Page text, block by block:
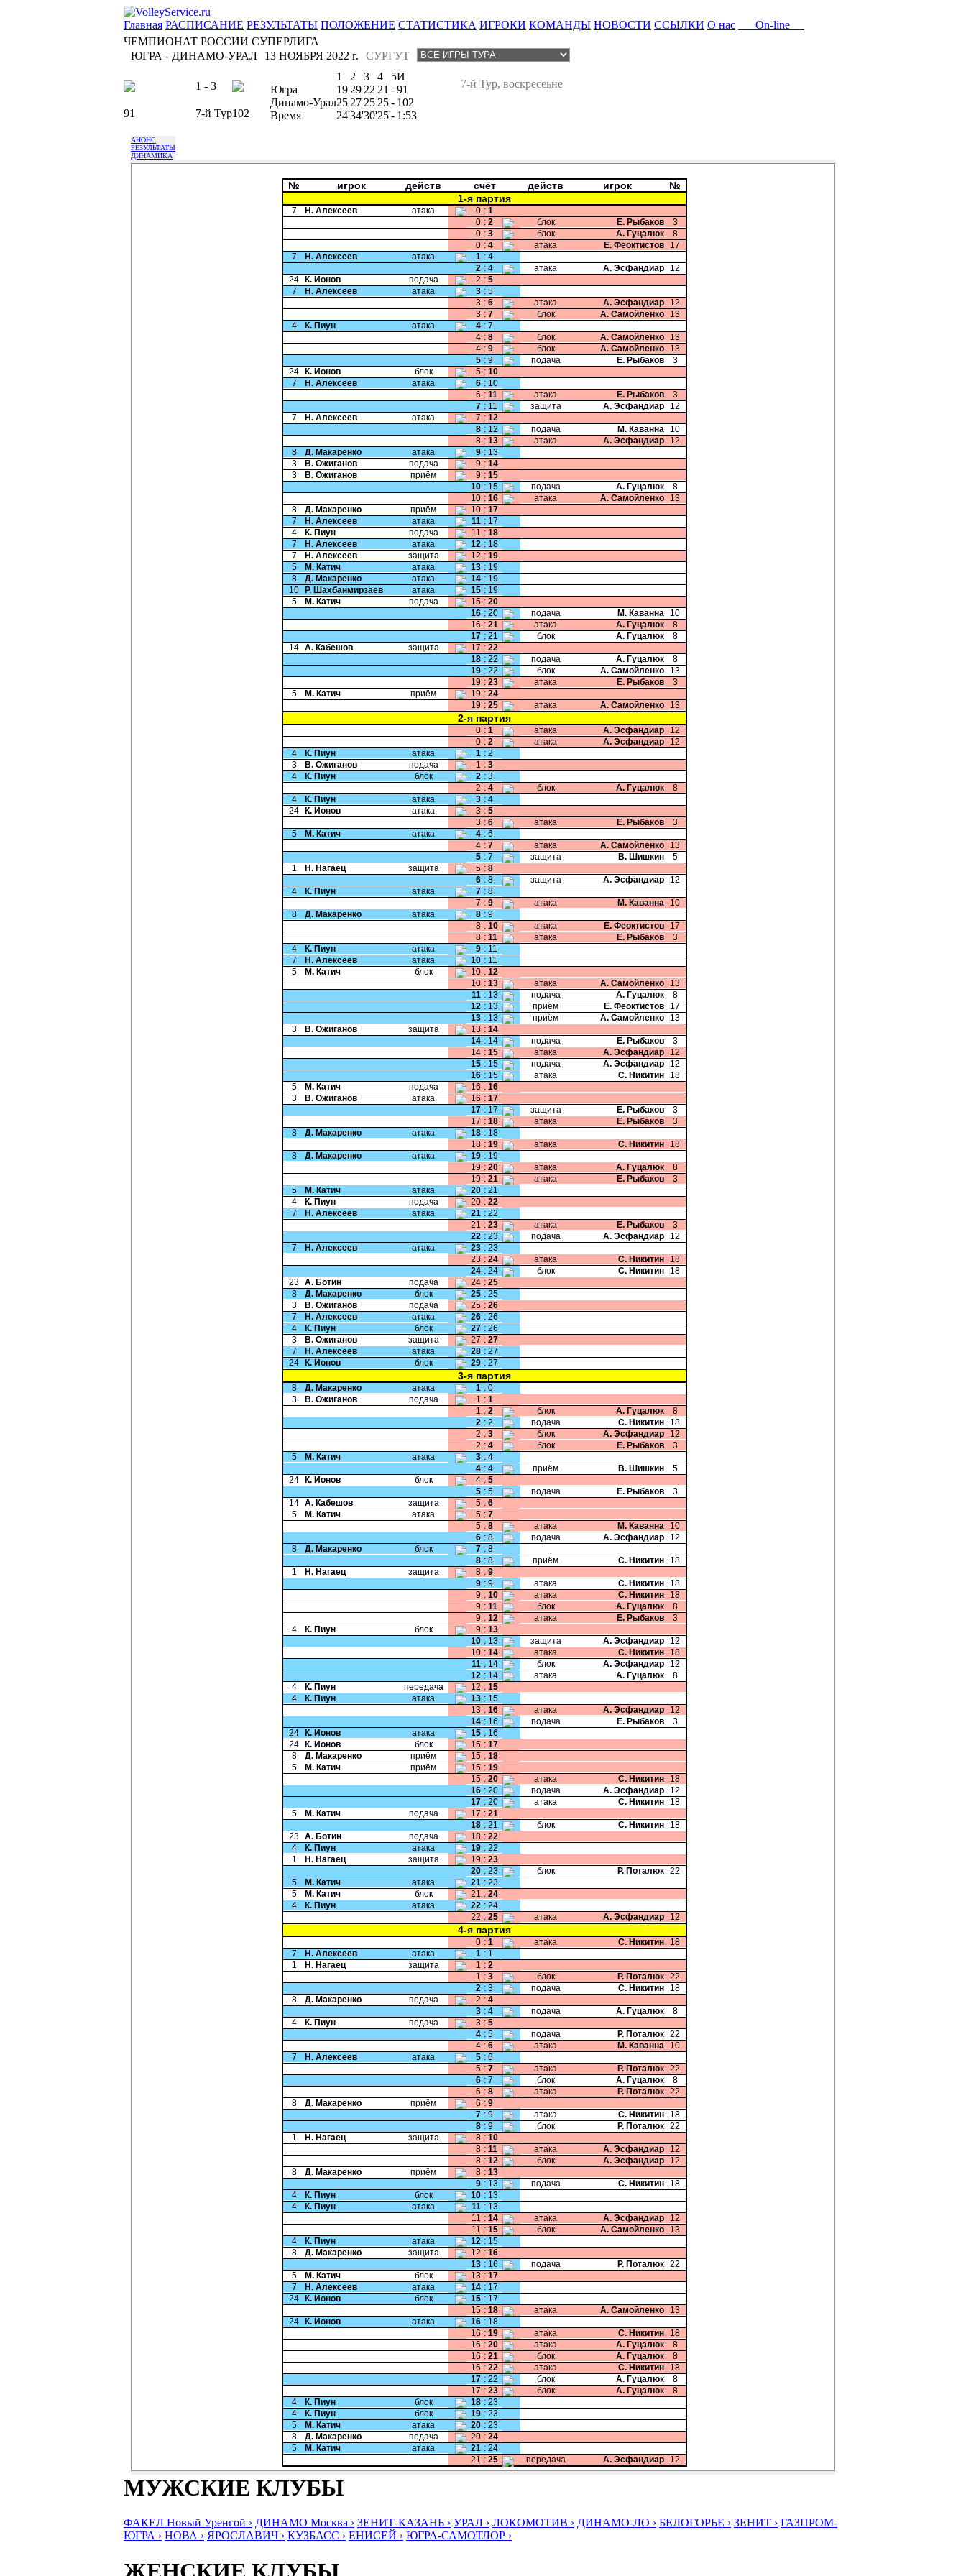
Главная РАСПИСАНИЕ РЕЗУЛЬТАТЫ ПОЛОЖЕНИЕ СТАТИСТИКА ИГРОКИ КОМАНДЫ НОВОСТИ ССЫЛКИ О нас
On-line
ЧЕМПИОНАТ РОССИИ СУПЕРЛИГА
ЮГРА - ДИНАМО-УРАЛ
СУРГУТ
13 НОЯБРЯ 2022 г.
1 - 3
91 7-й Тур102
7-й Тур, воскресеьне
1 2 3 4 5И
Югра
19 29 22 21 -91
Динамо-Урал25 27 25 25- 102
Время
24'34'30'25'- 1:53
АНОНС
РЕЗУЛЬТАТЫ
ДИНАМИКА
№ игрок действ счёт действ игрок
№
1-я партия
7 Н. Алексеев атака 0 : 1
0 : 2 блок Е. Рыбаков
3
0 : 3 блок А. Гуцалюк
8
0 : 4 атака Е. Феоктистов
17
7
Н. Алексеев атака 1 : 4
2 : 4 атака А. Эсфандиар
12
24
К. Ионов подача 2 : 5
7
Н. Алексеев атака 3 : 5
3 : 6 атака А. Эсфандиар
12
3 : 7 блок А. Самойленко
13
4
К. Пиун атака 4 : 7
4 : 8 блок А. Самойленко
13
4 : 9 блок А. Самойленко
13
5 : 9 подача Е. Рыбаков
3
24
К. Ионов блок 5 : 10
7
Н. Алексеев атака 6 : 10
6 : 11 атака Е. Рыбаков
3
7 : 11 защита А. Эсфандиар
12
7
Н. Алексеев атака 7 : 12
8 : 12 подача М. Каванна
10
8 : 13 атака А. Эсфандиар
12
8
Д. Макаренко атака 9 : 13
3
В. Ожиганов подача 9 : 14
3
В. Ожиганов приём 9 : 15
10 : 15 подача А. Гуцалюк
8
10 : 16 атака А. Самойленко
13
8
Д. Макаренко приём 10 : 17
7
Н. Алексеев атака 11 : 17
4
К. Пиун подача 11 : 18
7
Н. Алексеев атака 12 : 18
7
Н. Алексеев защита 12 : 19
5
М. Катич атака 13 : 19
8
Д. Макаренко атака 14 : 19
10
Р. Шахбанмирзаев атака 15 : 19
5
М. Катич подача 15 : 20
16 : 20 подача М. Каванна
10
16 : 21 атака А. Гуцалюк
8
17 : 21 блок А. Гуцалюк
8
14 А. Кабешов защита 17 : 22
18 : 22 подача А. Гуцалюк
8
19 : 22 блок А. Самойленко
13
19 : 23 атака Е. Рыбаков
3
5
М. Катич приём 19 : 24
19 : 25 атака А. Самойленко 13
2-я партия
0 : 1 атака А. Эсфандиар
12
0 : 2 атака А. Эсфандиар
12
4
К. Пиун атака 1 : 2
3
В. Ожиганов подача 1 : 3
4
К. Пиун блок 2 : 3
2 : 4 блок А. Гуцалюк
8
4
К. Пиун атака 3 : 4
24
К. Ионов атака 3 : 5
3 : 6 атака Е. Рыбаков
3
5
М. Катич атака 4 : 6
4 : 7 атака А. Самойленко
13
5 : 7 защита В. Шишкин
5
1
Н. Нагаец защита 5 : 8
6 : 8 защита А. Эсфандиар
12
4
К. Пиун атака 7 : 8
7 : 9 атака М. Каванна
10
8
Д. Макаренко атака 8 : 9
8 : 10 атака Е. Феоктистов
17
8 : 11 атака Е. Рыбаков
3
4
К. Пиун атака 9 : 11
7
Н. Алексеев атака 10 : 11
5
М. Катич блок 10 : 12
10 : 13 атака А. Самойленко
13
11 : 13 подача А. Гуцалюк
8
12 : 13 приём Е. Феоктистов
17
13 : 13 приём А. Самойленко
13
3
В. Ожиганов защита 13 : 14
14 : 14 подача Е. Рыбаков
3
14 : 15 атака А. Эсфандиар
12
15 : 15 подача А. Эсфандиар
12
16 : 15 атака С. Никитин
18
5
М. Катич подача 16 : 16
3
В. Ожиганов атака 16 : 17
17 : 17 защита Е. Рыбаков
3
17 : 18 атака Е. Рыбаков
3
8
Д. Макаренко атака 18 : 18
18 : 19 атака С. Никитин
18
8
Д. Макаренко атака 19 : 19
19 : 20 атака А. Гуцалюк
8
19 : 21 атака Е. Рыбаков
3
5
М. Катич атака 20 : 21
4
К. Пиун подача 20 : 22
7
Н. Алексеев атака 21 : 22
21 : 23 атака Е. Рыбаков
3
22 : 23 подача А. Эсфандиар
12
7
Н. Алексеев атака 23 : 23
23 : 24 атака С. Никитин
18
24 : 24 блок С. Никитин
18
23 А. Ботин подача 24 : 25
8
Д. Макаренко блок 25 : 25
3
В. Ожиганов подача 25 : 26
7
Н. Алексеев атака 26 : 26
4
К. Пиун блок 27 : 26
3
В. Ожиганов защита 27 : 27
7
Н. Алексеев атака 28 : 27
24
К. Ионов блок 29 : 27
3-я партия
8 Д. Макаренко атака 1 : 0
3
В. Ожиганов подача 1 : 1
1 : 2 блок А. Гуцалюк
8
2 : 2 подача С. Никитин
18
2 : 3 блок А. Эсфандиар
12
2 : 4 блок Е. Рыбаков
3
5
М. Катич атака 3 : 4
4 : 4 приём В. Шишкин
5
24
К. Ионов блок 4 : 5
5 : 5 подача Е. Рыбаков
3
14 А. Кабешов защита 5 : 6
5
М. Катич атака 5 : 7
5 : 8 атака М. Каванна
10
6 : 8 подача А. Эсфандиар
12
8
Д. Макаренко блок 7 : 8
8 : 8 приём С. Никитин
18
1
Н. Нагаец защита 8 : 9
9 : 9 атака С. Никитин
18
9 : 10 атака С. Никитин
18
9 : 11 блок А. Гуцалюк
8
9 : 12 атака Е. Рыбаков
3
4
К. Пиун блок 9 : 13
10 : 13 защита А. Эсфандиар
12
10 : 14 атака С. Никитин
18
11 : 14 блок А. Эсфандиар
12
12 : 14 атака А. Гуцалюк
8
4
К. Пиун передача 12 : 15
4
К. Пиун атака 13 : 15
13 : 16 атака А. Эсфандиар
12
14 : 16 подача Е. Рыбаков
3
24
К. Ионов атака 15 : 16
24
К. Ионов блок 15 : 17
8
Д. Макаренко приём 15 : 18
5
М. Катич приём 15 : 19
15 : 20 атака С. Никитин
18
16 : 20 подача А. Эсфандиар
12
17 : 20 атака С. Никитин
18
5
М. Катич подача 17 : 21
18 : 21 блок С. Никитин
18
23 А. Ботин подача 18 : 22
4
К. Пиун атака 19 : 22
1
Н. Нагаец защита 19 : 23
20 : 23 блок Р. Поталюк 22
5
М. Катич атака 21 : 23
5
М. Катич блок 21 : 24
4
К. Пиун атака 22 : 24
22 : 25 атака А. Эсфандиар 12
4-я партия
0 : 1 атака С. Никитин
18
7
Н. Алексеев атака 1 : 1
1
Н. Нагаец защита 1 : 2
1 : 3 блок Р. Поталюк 22
2 : 3 подача С. Никитин
18
8
Д. Макаренко подача 2 : 4
3 : 4 подача А. Гуцалюк
8
4
К. Пиун подача 3 : 5
4 : 5 подача Р. Поталюк 22
4 : 6 атака М. Каванна
10
7
Н. Алексеев атака 5 : 6
5 : 7 атака Р. Поталюк 22
6 : 7 блок А. Гуцалюк
8
6 : 8 атака Р. Поталюк 22
8
Д. Макаренко приём 6 : 9
7 : 9 атака С. Никитин
18
8 : 9 блок Р. Поталюк 22
1
Н. Нагаец защита 8 : 10
8 : 11 атака А. Эсфандиар
12
8 : 12 блок А. Эсфандиар
12
8
Д. Макаренко приём 8 : 13
9 : 13 подача С. Никитин
18
4
К. Пиун блок 10 : 13
4
К. Пиун атака 11 : 13
11 : 14 атака А. Эсфандиар
12
11 : 15 блок А. Самойленко
13
4
К. Пиун атака 12 : 15
8
Д. Макаренко защита 12 : 16
13 : 16 подача Р. Поталюк 22
5
М. Катич блок 13 : 17
7
Н. Алексеев атака 14 : 17
24
К. Ионов блок 15 : 17
15 : 18 атака А. Самойленко
13
24
К. Ионов атака 16 : 18
16 : 19 атака С. Никитин
18
16 : 20 атака А. Гуцалюк
8
16 : 21 блок А. Гуцалюк
8
16 : 22 атака С. Никитин
18
17 : 22 блок А. Гуцалюк
8
17 : 23 блок А. Гуцалюк
8
4
К. Пиун блок 18 : 23
4
К. Пиун блок 19 : 23
5
М. Катич атака 20 : 23
8
Д. Макаренко подача 20 : 24
5
М. Катич атака 21 : 24
21 : 25 передача А. Эсфандиар 12
МУЖСКИЕ КЛУБЫ
ФАКЕЛ Новый Уренгой › ДИНАМО Москва › ЗЕНИТ-КАЗАНЬ › УРАЛ › ЛОКОМОТИВ › ДИНАМО-ЛО › БЕЛОГОРЬЕ › ЗЕНИТ › ГАЗПРОМ-
ЮГРА › НОВА › ЯРОСЛАВИЧ › КУЗБАСС › ЕНИСЕЙ › ЮГРА-САМОТЛОР ›